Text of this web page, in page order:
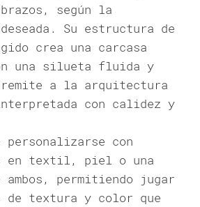
según la
Su estructura de
crea una carcasa
una silueta fluida y
remite a la arquitectura
con calidez y
personalizarse con
en textil, piel o una
ambos, permitiendo jugar
de textura y color que